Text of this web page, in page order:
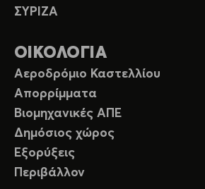
ΣΥΡΙΖΑ
ΟΙΚΟΛΟΓΙΑ
Αεροδρόμιο Καστελλίου
Απορρίμματα
Βιομηχανικές ΑΠΕ
Δημόσιος χώρος
Εξορύξεις
Περιβάλλον